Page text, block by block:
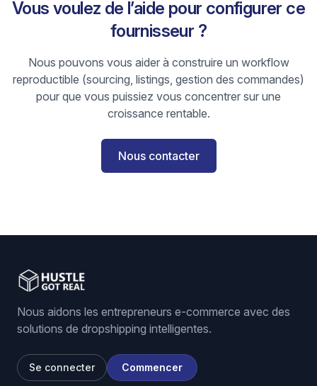
Vous voulez de l’aide pour configurer ce
fournisseur ?
Nous pouvons vous aider à construire un workflow
reproductible (sourcing, listings, gestion des commandes)
pour que vous puissiez vous concentrer sur une
croissance rentable.
Nous contacter
Nous aidons les entrepreneurs e-commerce avec des
solutions de dropshipping intelligentes.
Se connecter Commencer